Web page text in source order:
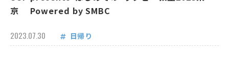
京 Powered by SMBC
2023.07.30 日帰り